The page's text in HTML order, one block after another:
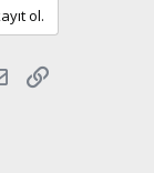
ol.
E-posta